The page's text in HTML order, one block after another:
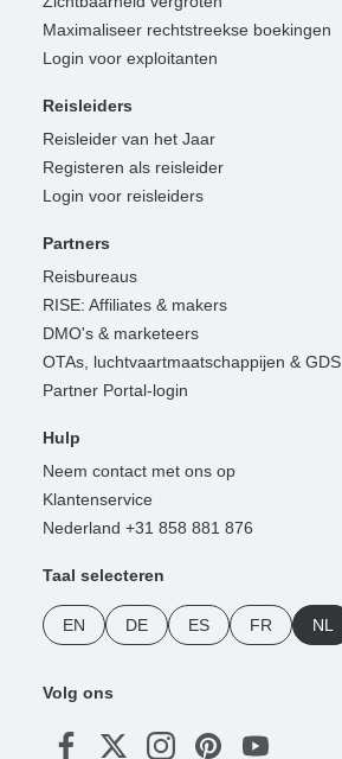
Maximaliseer rechtstreekse boekingen
Login voor exploitanten
Reisleiders
Reisleider van het Jaar
Registeren als reisleider
Login voor reisleiders
Partners
Reisbureaus
RISE: Affiliates & makers
DMO's & marketeers
OTAs, luchtvaartmaatschappijen & GDS
Partner Portal-login
Hulp
Neem contact met ons op
Klantenservice
Nederland +31 858 881 876
Taal selecteren
EN DE ES FR NL
Volg ons